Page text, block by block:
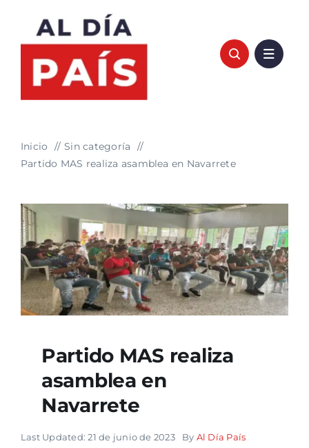
contenido
Inicio
Sin categoría
Partido MAS realiza asamblea en Navarrete
Partido MAS realiza
asamblea en
Navarrete
Last Updated: 21 de junio de 2023 By Al Día País